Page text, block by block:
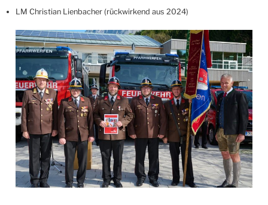
LM Christian Lienbacher (rückwirkend aus 2024)